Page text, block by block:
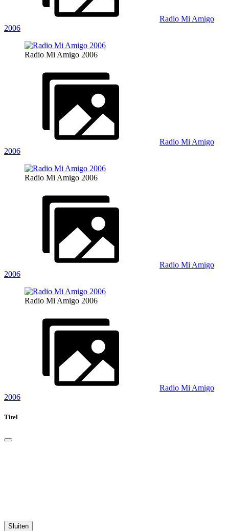
Radio Mi Amigo
2006
Radio Mi Amigo 2006
Radio Mi Amigo
2006
Radio Mi Amigo 2006
Radio Mi Amigo
2006
Radio Mi Amigo 2006
Radio Mi Amigo
2006
Titel
Sluiten